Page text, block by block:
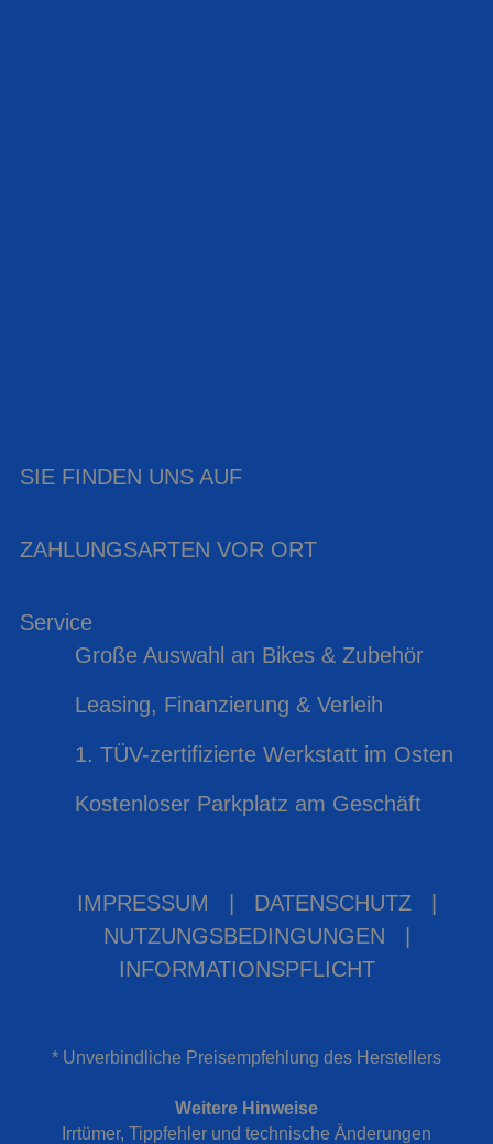
SIE FINDEN UNS AUF
ZAHLUNGSARTEN VOR ORT
Service
Große Auswahl an Bikes & Zubehör
Leasing, Finanzierung & Verleih
1. TÜV-zertifizierte Werkstatt im Osten
Kostenloser Parkplatz am Geschäft
IMPRESSUM DATENSCHUTZ
NUTZUNGSBEDINGUNGEN
INFORMATIONSPFLICHT
* Unverbindliche Preisempfehlung des Herstellers
Weitere Hinweise
Irrtümer, Tippfehler und technische Änderungen